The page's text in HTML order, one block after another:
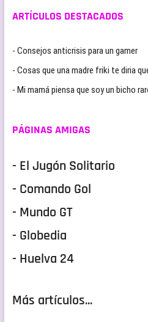
ARTÍCULOS DESTACADOS
- Consejos anticrisis para un gamer
- Cosas que una madre friki te diria
- Mi mamá piensa que soy un bicho
PÁGINAS AMIGAS
- El Jugón Solitario
- Comando Gol
- Mundo GT
- Globedia
- Huelva 24
Más artículos...